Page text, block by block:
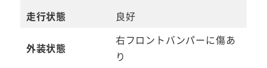
走行状態
良好
外装状態
右フロントバンパーに傷あ
り